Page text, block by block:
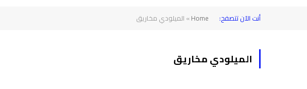
أنت الآن تتصفح: Home
» الميلودي مخاريق
الميلودي مخاريق